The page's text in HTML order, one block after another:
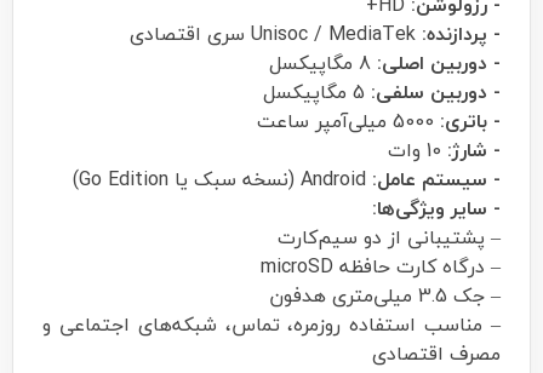
- پردازنده:
- دوربین اصلی:
- دوربین سلفی:
- باتری:
- شارژ:
- سیستم عامل:
- سایر ویژگی‌ها:
– پشتیبانی از دو سیم‌کارت
– درگاه کارت حافظه microSD
– جک 3.5 میلی‌متری هدفون
– مناسب استفاده روزمره، تماس، شبکه‌های اجتماعی و
مصرف اقتصادی